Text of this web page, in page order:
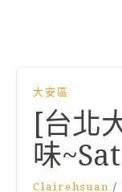
大安區
[台北
味
Clairehsuan /